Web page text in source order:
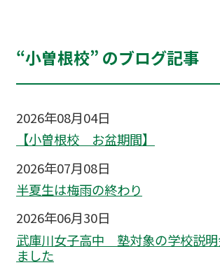
“小曽根校” のブログ記事
2026年08月04日
【小曽根校 お盆期間】
2026年07月08日
半夏生は梅雨の終わり
2026年06月30日
武庫川女子高中 塾対象の学校説明
ました